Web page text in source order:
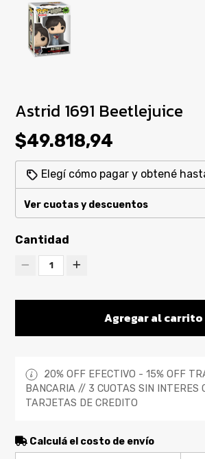
Astrid 1691 Beetlejuice
$49.818,94
Elegí cómo pagar y obtené
Ver cuotas y descuentos
Cantidad
1
Agregar al carrito
20% OFF EFECTIVO - 15% OFF
BANCARIA // 3 CUOTAS SIN INTERES
TARJETAS DE CREDITO
Calculá el costo de envío